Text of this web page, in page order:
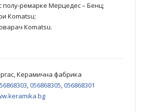
полу-ремарке Мерцедес – Бенц;
Кomatsu;
Кomatsu.
Керамична фабрика
,056868305,056868301